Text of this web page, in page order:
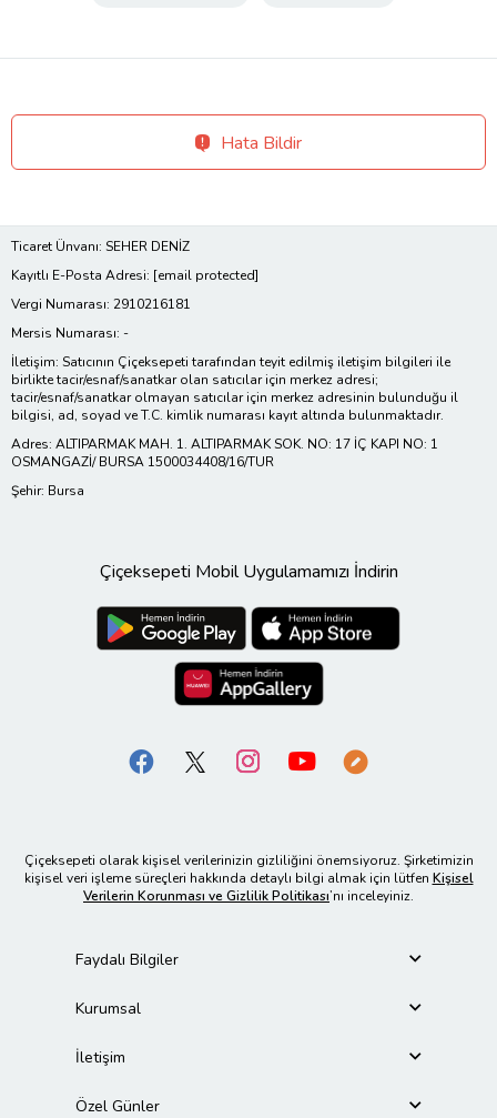
Hata Bildir
Ticaret Ünvanı: SEHER DENİZ
Kayıtlı E-Posta Adresi: [email protected]
Vergi Numarası: 2910216181
Mersis Numarası: -
İletişim: Satıcının Çiçeksepeti tarafından teyit edilmiş iletişim bilgileri ile
birlikte tacir/esnaf/sanatkar olan satıcılar için merkez adresi;
tacir/esnaf/sanatkar olmayan satıcılar için merkez adresinin bulunduğu il
bilgisi, ad, soyad ve T.C. kimlik numarası kayıt altında bulunmaktadır.
Adres: ALTIPARMAK MAH. 1. ALTIPARMAK SOK. NO: 17 İÇ KAPI NO: 1
OSMANGAZİ/ BURSA 1500034408/16/TUR
Şehir: Bursa
Çiçeksepeti Mobil Uygulamamızı İndirin
Çiçeksepeti olarak kişisel verilerinizin gizliliğini önemsiyoruz. Şirketimizin
kişisel veri işleme süreçleri hakkında detaylı bilgi almak için lütfen Kişisel
Verilerin Korunması ve Gizlilik Politikası’nı inceleyiniz.
Faydalı Bilgiler
Kurumsal
İletişim
Özel Günler